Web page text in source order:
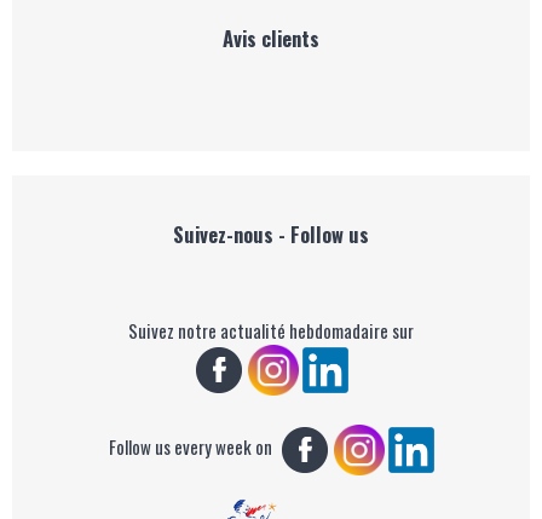
Avis clients
Suivez-nous - Follow us
Suivez notre actualité hebdomadaire sur
Follow us every week on